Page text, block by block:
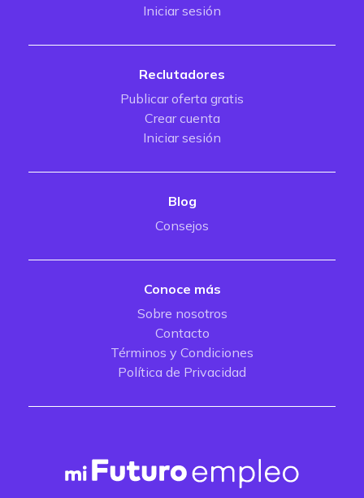
Iniciar sesión
Reclutadores
Publicar oferta gratis
Crear cuenta
Iniciar sesión
Blog
Consejos
Conoce más
Sobre nosotros
Contacto
Términos y Condiciones
Política de Privacidad